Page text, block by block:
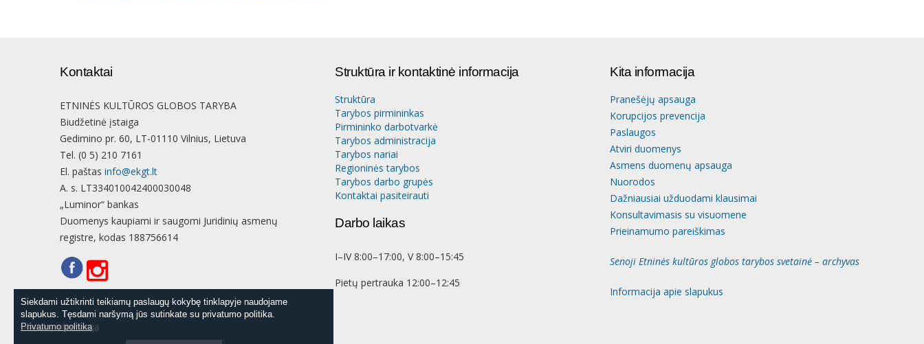
Siekdami užtikrinti teikiamų paslaugų kokybę tinklapyje naudojame
slapukus. Tęsdami naršymą jūs sutinkate su privatumo politika.
Slapukų informacija
Siekdami užtikrinti teikiamų paslaugų kokybę tinklapyje naudojame
slapukus. Tęsdami naršymą jūs sutinkate su privatumo politika.
Privatumo politika
Kontaktai
ETNINĖS KULTŪROS GLOBOS TARYBA
Biudžetinė įstaiga
Gedimino pr. 60, LT-01110 Vilnius, Lietuva
Tel. (0 5) 210 7161
El. paštas info@ekgt.lt
A. s. LT334010042400030048
„Luminor“ bankas
Duomenys kaupiami ir saugomi Juridinių asmenų
registre, kodas 188756614
Struktūra ir kontaktinė informacija
Struktūra
Tarybos pirmininkas
Pirmininko darbotvarkė
Tarybos administracija
Tarybos nariai
Regioninės tarybos
Tarybos darbo grupės
Kontaktai pasiteirauti
Darbo laikas
I–IV 8:00–17:00, V 8:00–15:45
Pietų pertrauka 12:00–12:45
Kita informacija
Pranešėjų apsauga
Korupcijos prevencija
Paslaugos
Atviri duomenys
Asmens duomenų apsauga
Nuorodos
Dažniausiai užduodami klausimai
Konsultavimasis su visuomene
Prieinamumo pareiškimas
Senoji Etninės kultūros globos tarybos svetainė – archyvas
Informacija apie slapukus